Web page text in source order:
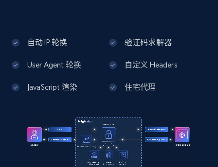
Address, Description, Business details, and
more.
Instagram - Posts
URL, User posted, Description, Hashtags, Num
comments, Date posted, Likes, Photos, and
自动 IP 轮换 验证码求解器
User Agent 轮换 自定义 Headers
JavaScript 渲染 住宅代理